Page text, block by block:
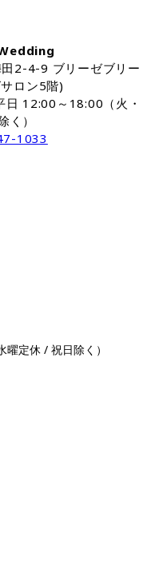
2-4-9 ブリーゼブリー
ロン5階)
12:00～18:00（火・
く）
1033
定休 / 祝日除く）